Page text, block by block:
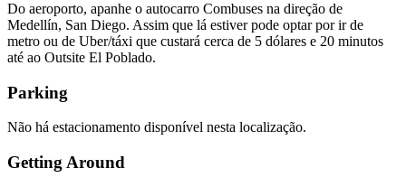
Do aeroporto, apanhe o autocarro Combuses na direção de
Medellín, San Diego. Assim que lá estiver pode optar por ir de
metro ou de Uber/táxi que custará cerca de 5 dólares e 20 minutos
até ao Outsite El Poblado.
Parking
Não há estacionamento disponível nesta localização.
Getting Around